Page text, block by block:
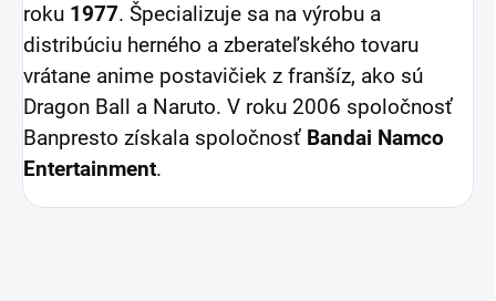
roku 1977. Špecializuje sa na výrobu a
distribúciu herného a zberateľského tovaru
vrátane anime postavičiek z franšíz, ako sú
Dragon Ball a Naruto. V roku 2006 spoločnosť
Banpresto získala spoločnosť Bandai Namco
Entertainment.